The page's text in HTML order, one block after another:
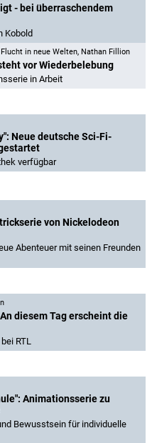
- bei überraschendem
Kobold
in neue Welten, Nathan Fillion
vor Wiederbelebung
in Arbeit
Neue deutsche Sci-Fi-
verfügbar
von Nickelodeon
Abenteuer mit seinen Freunden
diesem Tag erscheint die
RTL
Animationsserie zu
Bewusstsein für individuelle